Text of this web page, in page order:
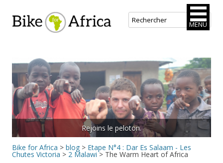
Bike for Africa
contenu
principal
Rejoins le peloton.
Bike for Africa > blog > Etape N°4 : Dar Es Salaam - Les
Chutes Victoria > 2 Malawi> The Warm Heart of Africa
MENU